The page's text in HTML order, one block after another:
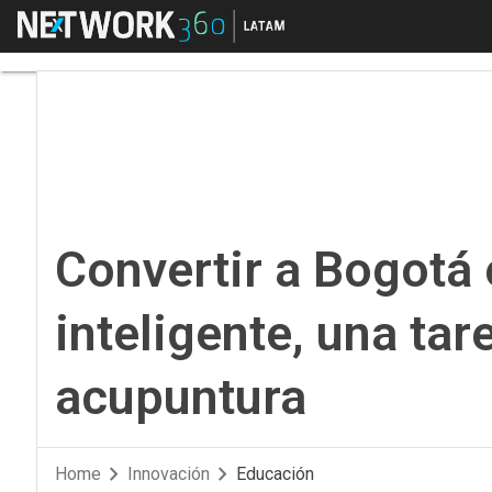
Menú
Convertir a
inteligente, una
acupuntura
Home Innovación Educación